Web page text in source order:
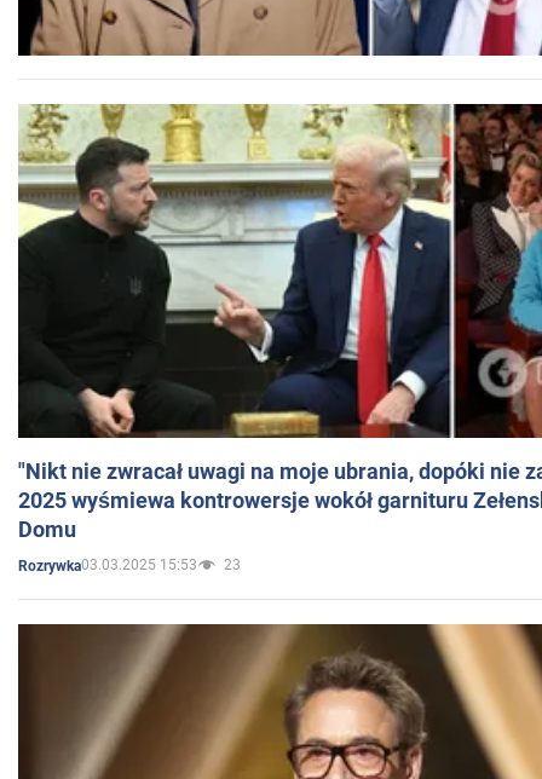
"Nikt nie zwracał uwagi na moje ubrania, dopóki nie
2025 wyśmiewa kontrowersje wokół garnituru
Domu
Rozrywka03.03.2025 15:53 23